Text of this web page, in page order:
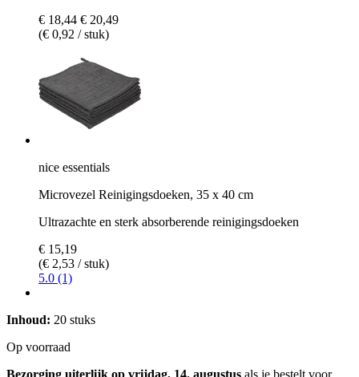
€ 18,44 € 20,49
(€ 0,92 / stuk)
nice essentials
Microvezel Reinigingsdoeken, 35 x 40 cm
Ultrazachte en sterk absorberende reinigingsdoeken
€ 15,19
(€ 2,53 / stuk)
5.0 (1)
Inhoud: 20 stuks
Op voorraad
Bezorging uiterlijk op vrijdag, 14. augustus als je bestelt voor